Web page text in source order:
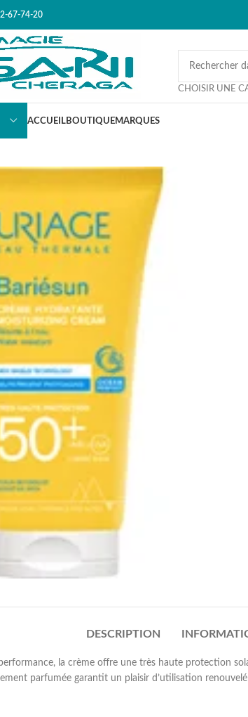
67-74-20
ACCUEILBOUTIQUEMARQUES
DESCRIPTION
la crème offre une très haute protection
parfumée garantit un plaisir d’utilisation